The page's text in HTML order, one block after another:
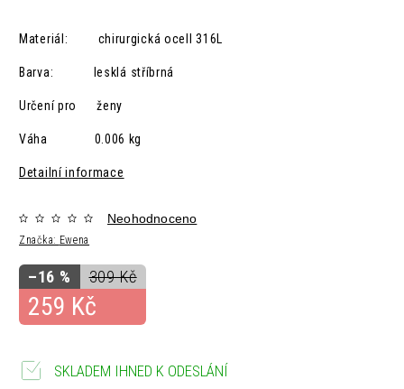
Materiál: chirurgická ocelI 316L
Barva: lesklá stříbrná
Určení pro ženy
Váha 0.006 kg
Detailní informace
Značka: Ewena
Neohodnoceno
309 Kč
–16 %
259 Kč
SKLADEM IHNED K ODESLÁNÍ